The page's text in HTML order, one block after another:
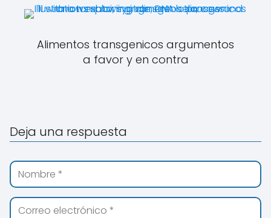
Alimentos transgenicos argumentos
a favor y en contra
Deja una respuesta